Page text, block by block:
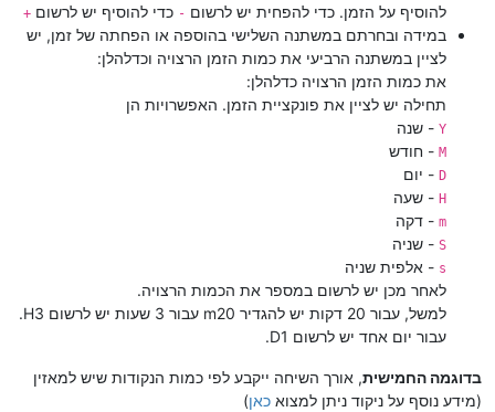
להוסיף על הזמן. כדי להפחית יש לרשום - כדי להוסיף יש לרשום +
במידה ובחרתם במשתנה השלישי בהוספה או הפחתה של זמן, יש
לציין במשתנה הרביעי את כמות הזמן הרצויה וכדלהלן:
את כמות הזמן הרצויה כדלהלן:
תחילה יש לציין את פונקציית הזמן. האפשרויות הן
Y - שנה
M - חודש
D - יום
H - שעה
m - דקה
S - שניה
s - אלפית שניה
לאחר מכן יש לרשום במספר את הכמות הרצויה.
למשל, עבור 20 דקות יש להגדיר m20 עבור 3 שעות יש לרשום H3.
עבור יום אחד יש לרשום D1.
בדוגמה החמישית, אורך השיחה ייקבע לפי כמות הנקודות שיש למאזין
(מידע נוסף על ניקוד ניתן למצוא כאן)